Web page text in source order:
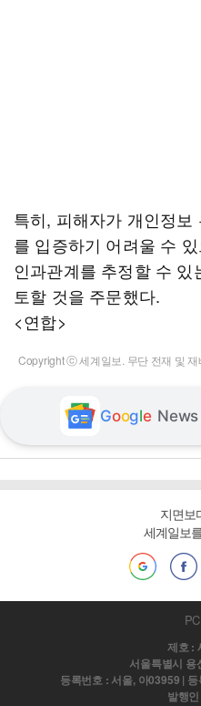
특히, 피해자가 개인정
를 입증하기 어려울 수
인과관계를 추정할 수
토할 것을 주문했다.
<연합>
Copyright ⓒ 세계일보. 무단 전재 및 재
Google News
지면보
세계일보
제호 :
서울특별시 용
등록번호 : 서울, 아03959 |
발행